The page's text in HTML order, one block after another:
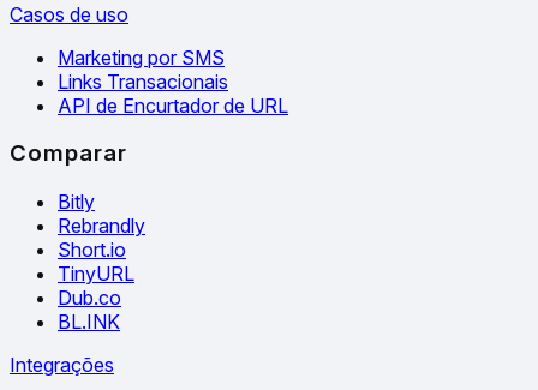
Casos de uso
Marketing por SMS
Links Transacionais
API de Encurtador de URL
Comparar
Bitly
Rebrandly
Short.io
TinyURL
Dub.co
BL.INK
Integrações